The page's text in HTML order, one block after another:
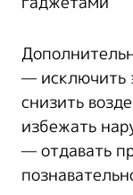
— исключить
снизить
избежать
— отдавать